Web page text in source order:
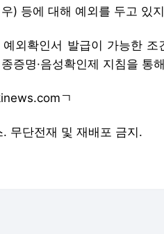
) 등에 대해 예외를 두고 있
예외확인서 발급이 가능한
증명·음성확인제 지침을 통
ㄱ
무단전재 및 재배포 금지.